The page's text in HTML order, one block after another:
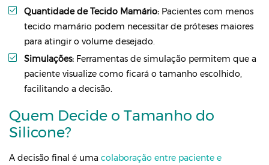
Quantidade de Tecido Mamário: Pacientes com menos
tecido mamário podem necessitar de próteses maiores
para atingir o volume desejado.
Simulações: Ferramentas de simulação permitem que a
paciente visualize como ficará o tamanho escolhido,
facilitando a decisão.
Quem Decide o Tamanho do
Silicone?
A decisão final é uma colaboração entre paciente e